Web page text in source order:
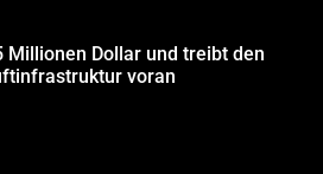
Millionen Dollar und treibt den
voran